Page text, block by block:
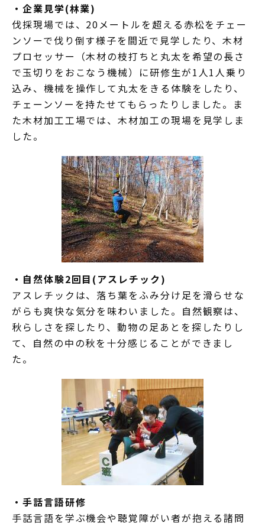
・企業見学(林業)
伐採現場では、20メートルを超える赤松をチェー
ンソーで伐り倒す様子を間近で見学したり、木材
プロセッサー（木材の枝打ちと丸太を希望の長さ
で玉切りをおこなう機械）に研修生が1人1人乗り
込み、機械を操作して丸太をきる体験をしたり、
チェーンソーを持たせてもらったりしました。ま
た木材加工工場では、木材加工の現場を見学しま
した。
・自然体験2回目(アスレチック)
アスレチックは、落ち葉をふみ分け足を滑らせな
がらも爽快な気分を味わいました。自然観察は、
秋らしさを探したり、動物の足あとを探したりし
て、自然の中の秋を十分感じることができまし
た。
・手話言語研修
手話言語を学ぶ機会や聴覚障がい者が抱える諸問